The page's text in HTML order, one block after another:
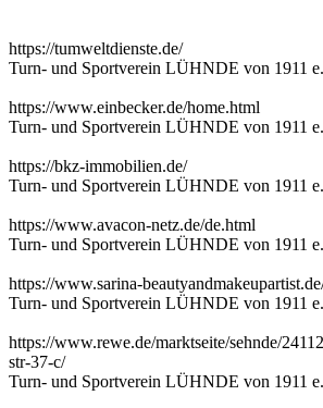
https://tumweltdienste.de/
Turn- und Sportverein LÜHNDE von 1911
https://www.einbecker.de/home.html
Turn- und Sportverein LÜHNDE von 1911
https://bkz-immobilien.de/
Turn- und Sportverein LÜHNDE von 1911
https://www.avacon-netz.de/de.html
Turn- und Sportverein LÜHNDE von 1911
https://www.sarina-
Turn- und Sportverein LÜHNDE von 1911
https://www.rewe.de/marktseite/sehnde/
str-37-c/
Turn- und Sportverein LÜHNDE von 1911